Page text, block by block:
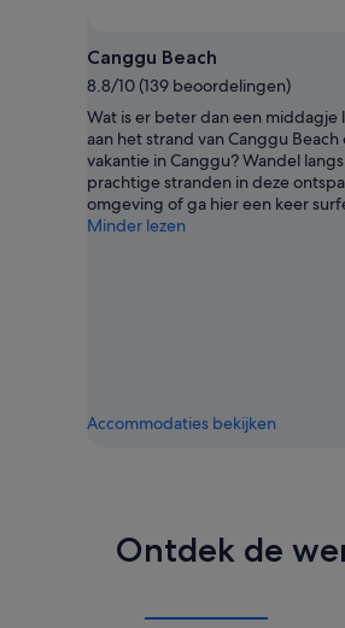
Canggu Beach
8.8/10 (139 beoordelingen)
Wat is er beter dan een middagje
aan het strand van Canggu Beach
vakantie in Canggu? Wandel langs
prachtige stranden in deze
omgeving of ga hier een keer
Minder lezen
Accommodaties bekijken
Ontdek de